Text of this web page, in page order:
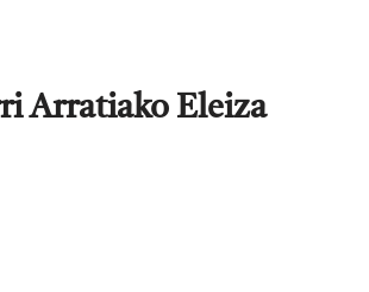
Arratiako Eleiza